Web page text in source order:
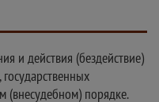
и действия (бездействие)
(внесудебном) порядке.